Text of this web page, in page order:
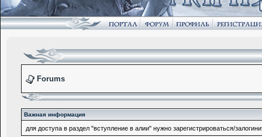
Forums
Важная информация
для доступа в раздел "вступление в алии" нужно зарегистрироваться/